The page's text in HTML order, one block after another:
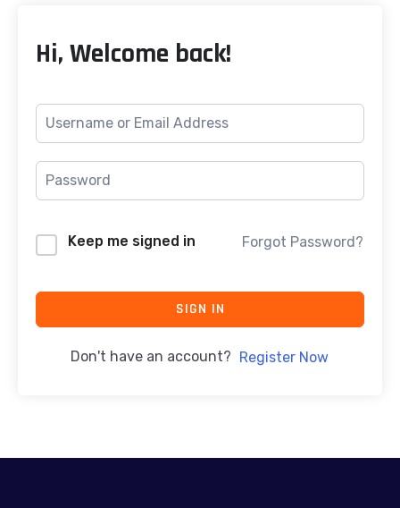
Hi, Welcome back!
Keep me signed in Forgot Password?
SIGN IN
Don't have an account? Register Now